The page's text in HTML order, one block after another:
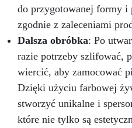
do przygotowanej formy i
zgodnie z zaleceniami
Dalsza obróbka: Po
razie potrzeby szlifować,
wiercić, aby zamocować
Dzięki użyciu farbowej
stworzyć unikalne i
które nie tylko są